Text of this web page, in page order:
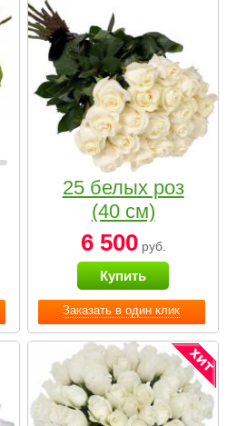
Заказать в один клик
25 белых роз
(40 см)
6 500руб.
Купить